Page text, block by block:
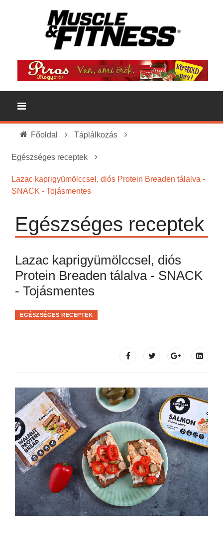
Főoldal Táplálkozás
Egészséges receptek
Lazac kaprigyümölccsel, diós Protein Breaden tálalva -
SNACK - Tojásmentes
Egészséges receptek
Lazac kaprigyümölccsel, diós
Protein Breaden tálalva - SNACK
- Tojásmentes
EGÉSZSÉGES RECEPTEK